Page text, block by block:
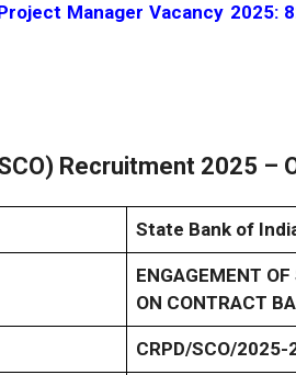
Manager Vacancy 2025:
Recruitment 2025 –
State Bank of
ENGAGEMENT
ON CONTRACT
CRPD/SCO/2025-